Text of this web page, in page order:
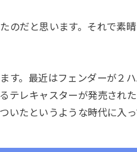
のだと思います。それで素
す。最近はフェンダーが２
テレキャスターが発売され
たというような時代に入っ